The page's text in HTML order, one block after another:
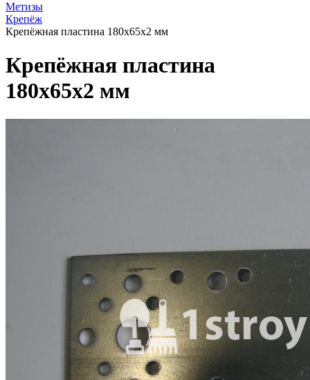
Метизы
Крепёж
Крепёжная пластина 180х65х2 мм
Крепёжная пластина
180х65х2 мм